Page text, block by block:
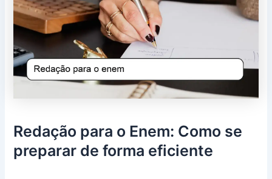
Redação para o Enem: Como se
preparar de forma eficiente